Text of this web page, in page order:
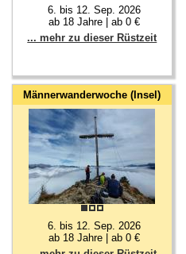
6. bis 12. Sep. 2026
ab 18 Jahre | ab 0 €
... mehr zu dieser Rüstzeit
Männerwanderwoche (Insel)
6. bis 12. Sep. 2026
ab 18 Jahre | ab 0 €